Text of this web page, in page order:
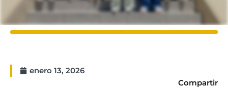
enero 13, 2026
Compartir